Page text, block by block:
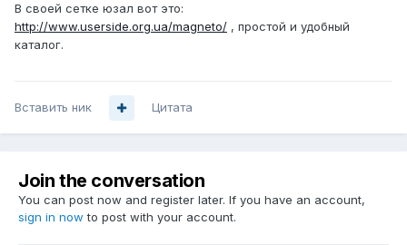
В своей сетке юзал вот это:
http://www.userside.org.ua/magneto/ , простой и удобный
каталог.
Вставить ник Цитата
Join the conversation
You can post now and register later. If you have an account,
sign in now to post with your account.